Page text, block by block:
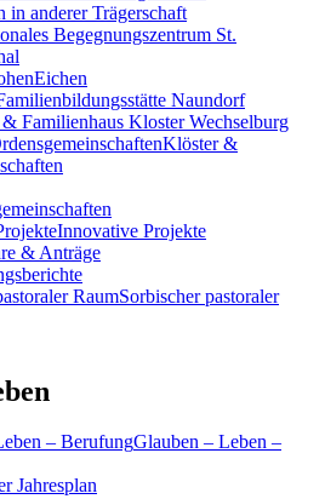
in anderer Trägerschaft
Begegnungszentrum St.
Naundorf
Familienhaus Kloster Wechselburg
Klöster &
Innovative Projekte
& Anträge
Sorbischer pastoraler
Glauben – Leben –
Jahresplan